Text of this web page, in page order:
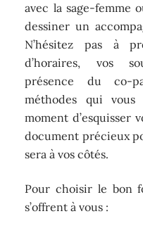
avec la sage-femme
dessiner un
N’hésitez pas à
d’horaires, vos
présence du co-
méthodes qui vous
moment d’esquisser
document précieux
sera à vos côtés.
Pour choisir le bon
s’offrent à vous :